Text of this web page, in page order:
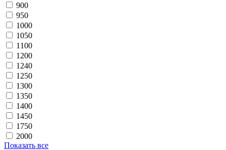
900
950
1000
1050
1100
1200
1240
1250
1300
1350
1400
1450
1750
2000
Показать все